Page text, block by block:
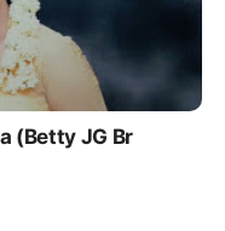
(Betty JG Br